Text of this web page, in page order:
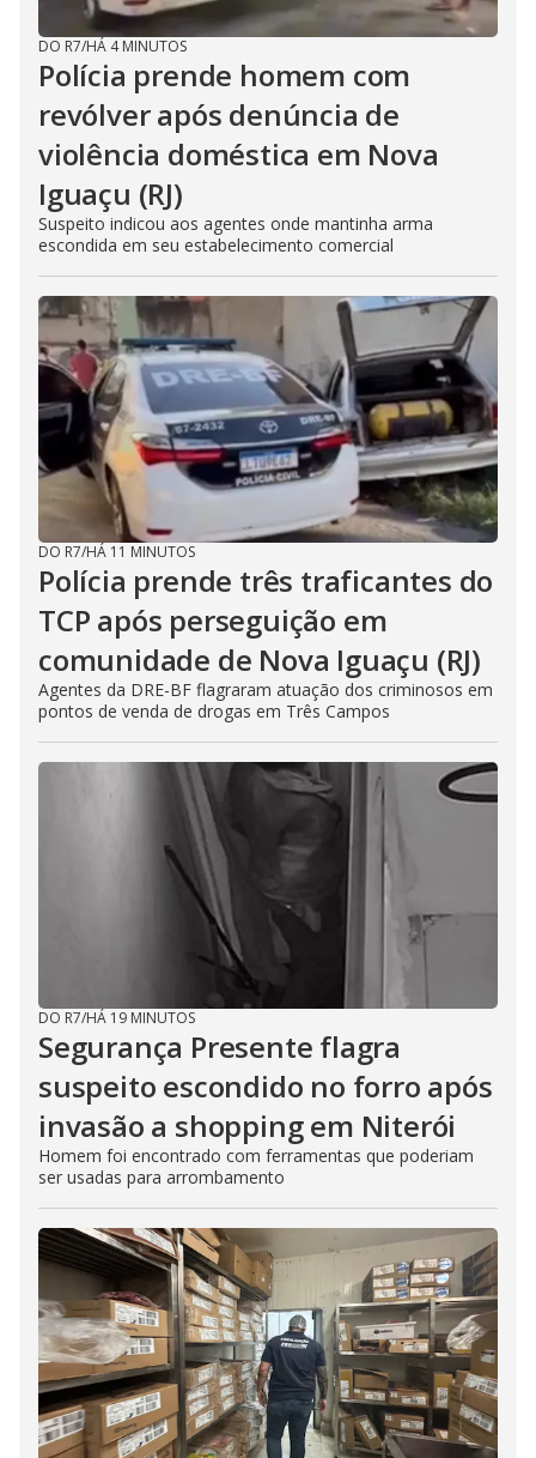
DO R7/HÁ 4 MINUTOS
Polícia prende homem com
revólver após denúncia de
violência doméstica em Nova
Iguaçu (RJ)
Suspeito indicou aos agentes onde mantinha arma
escondida em seu estabelecimento comercial
DO R7/HÁ 11 MINUTOS
Polícia prende três traficantes do
TCP após perseguição em
comunidade de Nova Iguaçu (RJ)
Agentes da DRE-BF flagraram atuação dos criminosos em
pontos de venda de drogas em Três Campos
DO R7/HÁ 19 MINUTOS
Segurança Presente flagra
suspeito escondido no forro após
invasão a shopping em Niterói
Homem foi encontrado com ferramentas que poderiam
ser usadas para arrombamento